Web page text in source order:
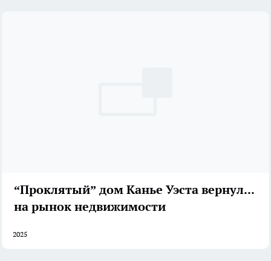
“Проклятый” дом Канье Уэста вернулся
на рынок недвижимости
2025